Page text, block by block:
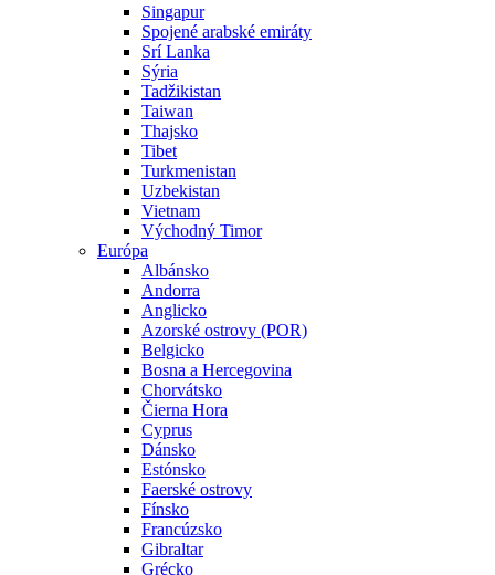
Singapur
Spojené arabské emiráty
Srí Lanka
Sýria
Tadžikistan
Taiwan
Thajsko
Tibet
Turkmenistan
Uzbekistan
Vietnam
Východný Timor
Európa
Albánsko
Andorra
Anglicko
Azorské ostrovy (POR)
Belgicko
Bosna a Hercegovina
Chorvátsko
Čierna Hora
Cyprus
Dánsko
Estónsko
Faerské ostrovy
Fínsko
Francúzsko
Gibraltar
Grécko